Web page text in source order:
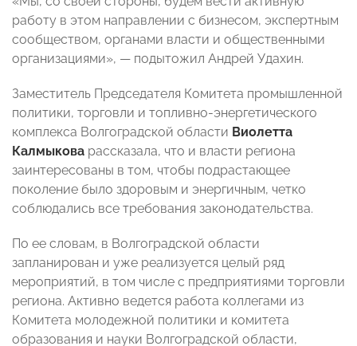
работу в этом направлении с бизнесом, экспертным
сообществом, органами власти и общественными
организациями», — подытожил Андрей Удахин.
Заместитель Председателя Комитета промышленной
политики, торговли и топливно-энергетического
комплекса Волгоградской области Виолетта
Калмыкова рассказала, что и власти региона
заинтересованы в том, чтобы подрастающее
поколение было здоровым и энергичным, четко
соблюдались все требования законодательства.
По ее словам, в Волгоградской области
запланирован и уже реализуется целый ряд
мероприятий, в том числе с предприятиями торговли
региона. Активно ведется работа коллегами из
Комитета молодежной политики и комитета
образования и науки Волгоградской области,